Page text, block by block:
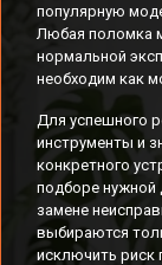
популярную
Любая поломка
нормальной
необходим как
Для успешного
инструменты и
конкретного
подборе нужной
замене
выбираются
исключить риск